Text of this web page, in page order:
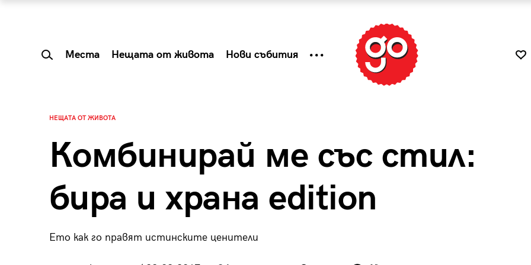
Места Нещата от живота Нови събития
НЕЩАТА ОТ ЖИВОТА
Комбинирай ме със стил:
бира и храна edition
Ето как го правят истинските ценители
Summer Prelude: как